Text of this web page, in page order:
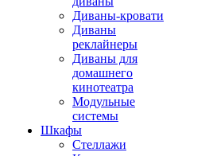
Диваны-кровати
Диваны
реклайнеры
Диваны для
домашнего
кинотеатра
Модульные
системы
Шкафы
Стеллажи